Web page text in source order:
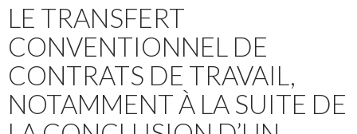
LE TRANSFERT
CONVENTIONNEL DE
CONTRATS DE TRAVAIL,
NOTAMMENT À LA SUITE DE